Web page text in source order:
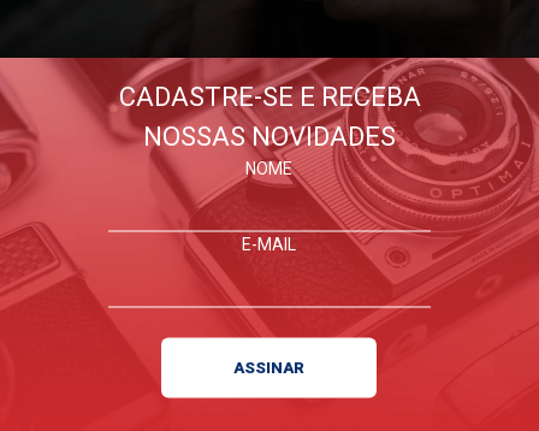
CADASTRE-SE E RECEBA
NOSSAS NOVIDADES
NOME
E-MAIL